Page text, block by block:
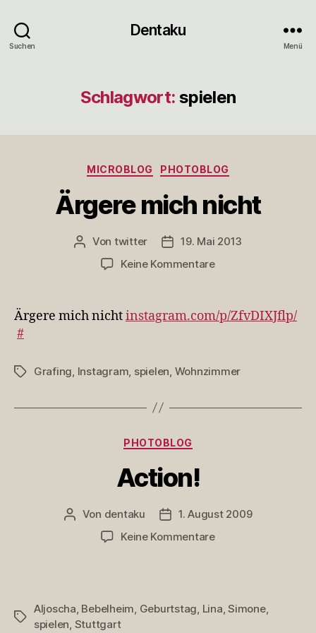
Suchen
Dentaku
Menü
Schlagwort: spielen
Kategorien
MICROBLOG PHOTOBLOG
Ärgere mich nicht
Beitragsautor
Von twitter Veröffentlichungsdatum
19. Mai 2013
Keine Kommentarezu
nicht
Ärgere mich nichtinstagram.com/p/ZfvDIXJflp/
#
Schlagwörter
Grafing Instagram spielen Wohnzimmer
Kategorien
PHOTOBLOG
Action!
Beitragsautor
Von dentaku Veröffentlichungsdatum
1. August 2009
Keine Kommentarezu
Schlagwörter
Aljoscha, Bebelheim, Geburtstag, Lina,Simone,
spielen, Stuttgart